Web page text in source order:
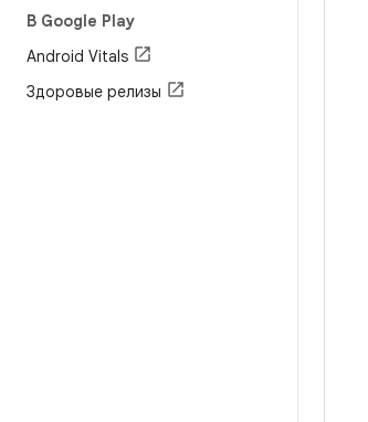
В Google Play
Android Vitals
Здоровые релизы